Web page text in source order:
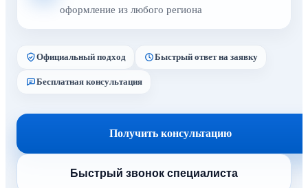
оформление из любого региона
Официальный подход Быстрый ответ на заявку
Бесплатная консультация
Получить консультацию
Быстрый звонок специалиста